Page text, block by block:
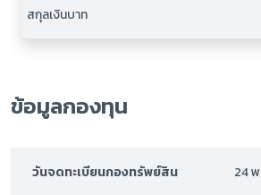
สกุลเงินบาท
ข้อมูลกองทุน
วันจดทะเบียนกองทรัพย์สิน 24